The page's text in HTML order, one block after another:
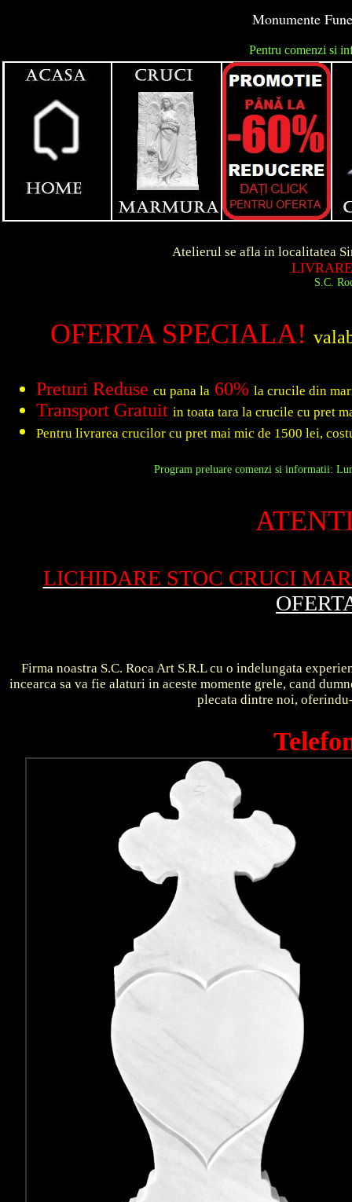
Monumente
Pentru comenzi si
Atelierul se afla in localitatea Simeria
LIVRARE
S.C. Roca Art
OFERTA SPECIALA!
Preturi Reduse cu pana la 60% la crucile din
Transport Gratuit in toata tara la crucile cu pret
Pentru livrarea crucilor cu pret mai mic de 1500 lei,
Program preluare comenzi si informatii:
LICHIDARE STOC CRUCI
Firma noastra S.C. Roca Art S.R.L cu o indelungata
incearca sa va fie alaturi in aceste momente grele, cand
plecata dintre noi,